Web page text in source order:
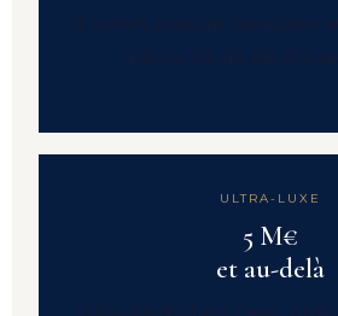
ULTRA-LUXE
5 M€
et au-delà